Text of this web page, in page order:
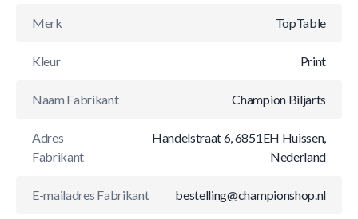
Merk TopTable
Kleur Print
Naam Fabrikant Champion Biljarts
Adres
Fabrikant
Handelstraat 6, 6851EH Huissen,
Nederland
E-mailadres Fabrikant bestelling@championshop.nl